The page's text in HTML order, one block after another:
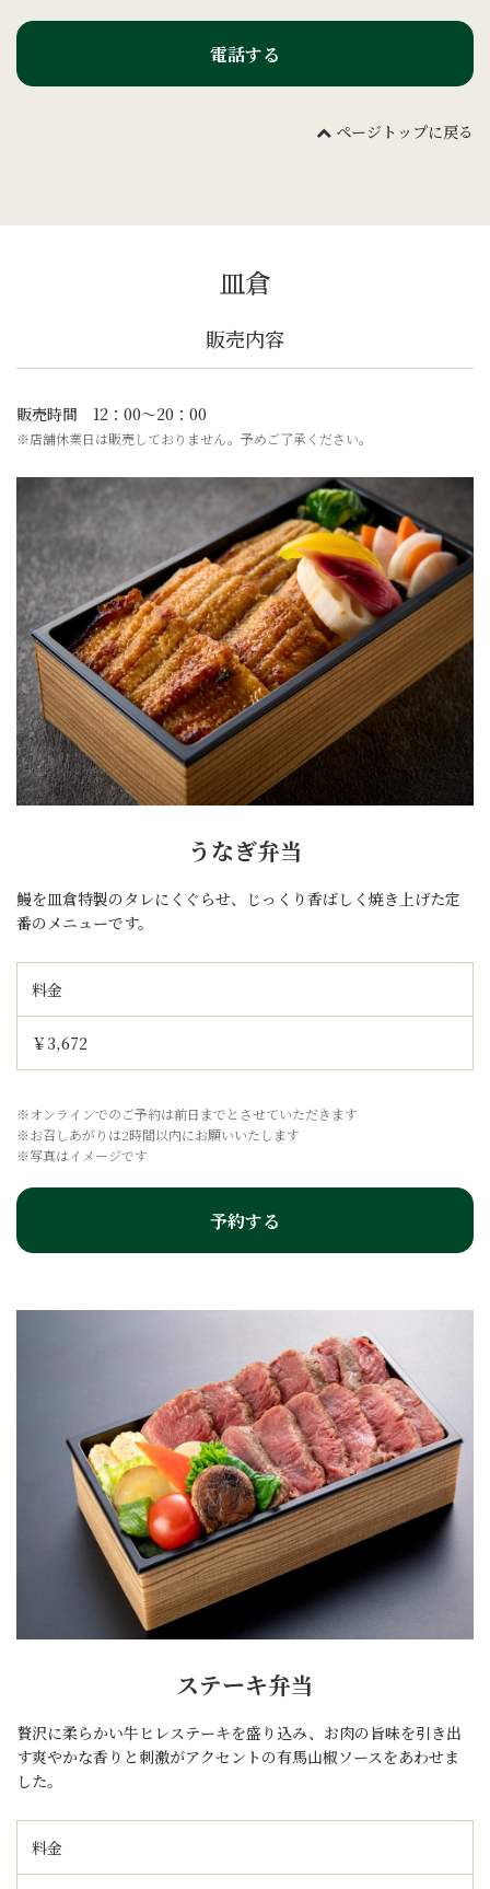
電話する
ページトップに戻る
皿倉
販売内容
販売時間 12：00～20：00
※店舗休業日は販売しておりません。予めご了承ください。
うなぎ弁当
鰻を皿倉特製のタレにくぐらせ、じっくり香ばしく焼き上げた定
番のメニューです。
料金
￥3,672
※オンラインでのご予約は前日までとさせていただきます
※お召しあがりは2時間以内にお願いいたします
※写真はイメージです
予約する
ステーキ弁当
贅沢に柔らかい牛ヒレステーキを盛り込み、お肉の旨味を引き出
す爽やかな香りと刺激がアクセントの有馬山椒ソースをあわせま
した。
料金